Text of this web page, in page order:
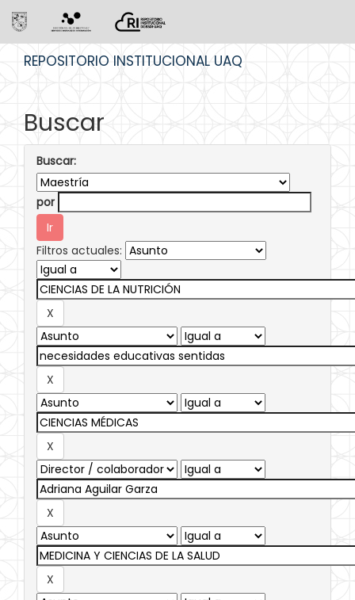
REPOSITORIO INSTITUCIONAL UAQ
Buscar
Buscar:
por
Filtros actuales: